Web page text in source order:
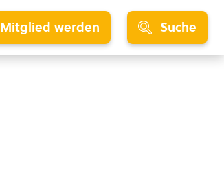
Mitglied werden Suche